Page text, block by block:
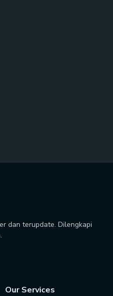
dan terupdate. Dilengkapi
Our Services